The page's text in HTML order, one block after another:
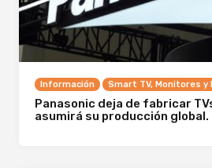
Información Smart TV, Monitores y
Panasonic deja de fabricar
asumirá su producción global.